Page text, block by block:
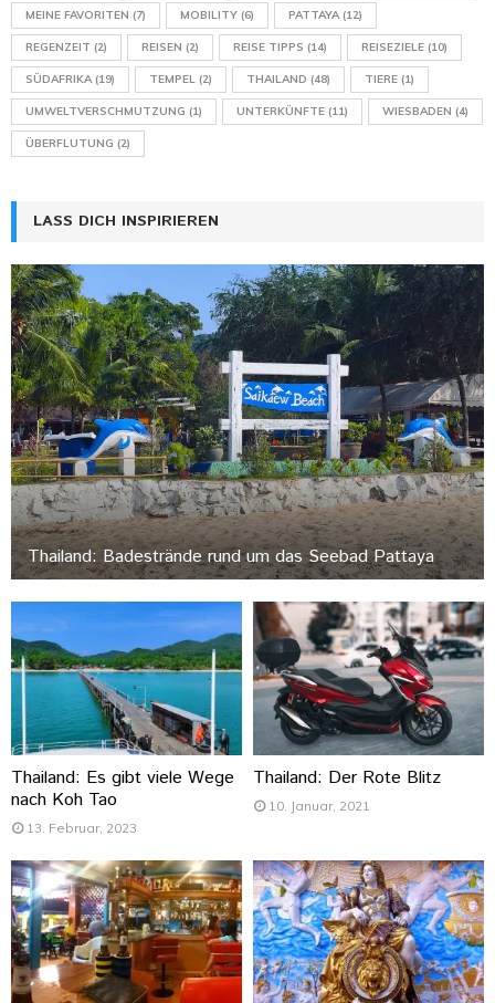
MEINE FAVORITEN (7) MOBILITY (6) PATTAYA(12)
REGENZEIT (2) REISEN (2) REISE TIPPS (14) REISEZIELE (10)
SÜDAFRIKA(19) TEMPEL (2) THAILAND (48) TIERE (1)
UMWELTVERSCHMUTZUNG (1) UNTERKÜNFTE (11) WIESBADEN (4)
ÜBERFLUTUNG (2)
LASS DICH INSPIRIEREN
Thailand: Badestrände rund um das Seebad Pattaya
Thailand: Es gibt viele Wege
nach Koh Tao
13. Februar, 2023
Thailand: Der Rote Blitz
10. Januar, 2021